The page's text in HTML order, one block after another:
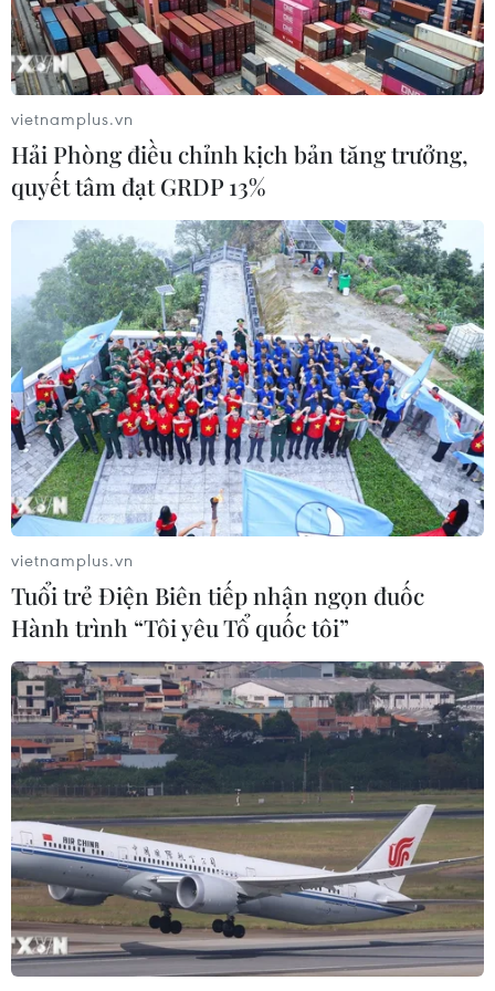
Thị trường vaccine thế giới chuyển
hướng sang người cao tuổi
08/08/2026 15:01
Chuyên gia Nhật Bản nói Việt Nam
nên ưu tiên sản xuất và đóng gói chip
bán dẫn
08/08/2026 13:28
Nông sản Việt Nam còn nhiều dư địa
tại thị trường Algeria
08/08/2026 12:55
Động lực mới cho hợp tác thương
mại Việt Nam-Australia
08/08/2026 12:20
Mỹ chi hơn 2 tỷ USD thúc đẩy ngành
pin và khoáng sản nội địa
08/08/2026 08:16
Chủ sân Azteca lỗ hơn 47 triệu USD vì
World Cup 2026
08/08/2026 06:43
Dữ liệu việc làm Mỹ mở thêm dư địa
vietnamplus.vn
Hải Phòng điều chỉnh kịch bản tăng trưởng,
quyết tâm đạt GRDP 13%
vietnamplus.vn
Tuổi trẻ Điện Biên tiếp nhận ngọn đuốc
Hành trình “Tôi yêu Tổ quốc tôi”